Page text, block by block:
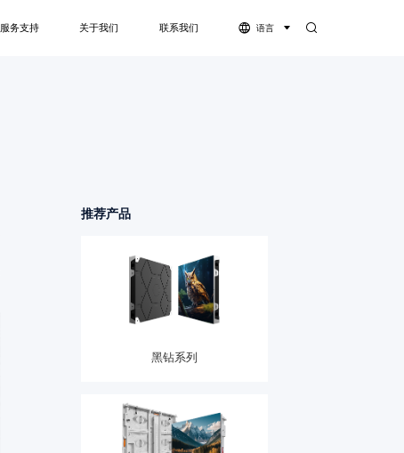
服务支持 关于我们 联系我们 语言
推荐产品
黑钻系列